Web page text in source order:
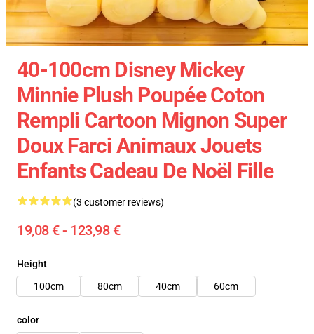
40-100cm Disney Mickey
Minnie Plush Poupée Coton
Rempli Cartoon Mignon Super
Doux Farci Animaux Jouets
Enfants Cadeau De Noël Fille
(3 customer reviews)
19,08 € - 123,98 €
Height
100cm
80cm 40cm 60cm
color